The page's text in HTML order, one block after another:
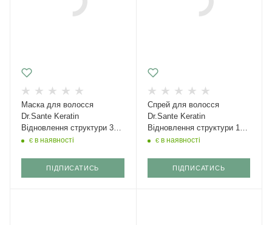
Маска для волосся
Dr.Sante Keratin
Відновлення структури 300
млє в наявності
ПІДПИСАТИСЬ
Спрей для волосся
Dr.Sante Keratin
Відновлення структури 150
млє в наявності
ПІДПИСАТИСЬ